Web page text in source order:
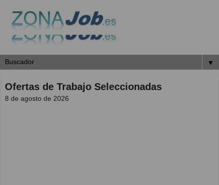
▼
Ofertas de Trabajo Seleccionadas
8 de agosto de 2026